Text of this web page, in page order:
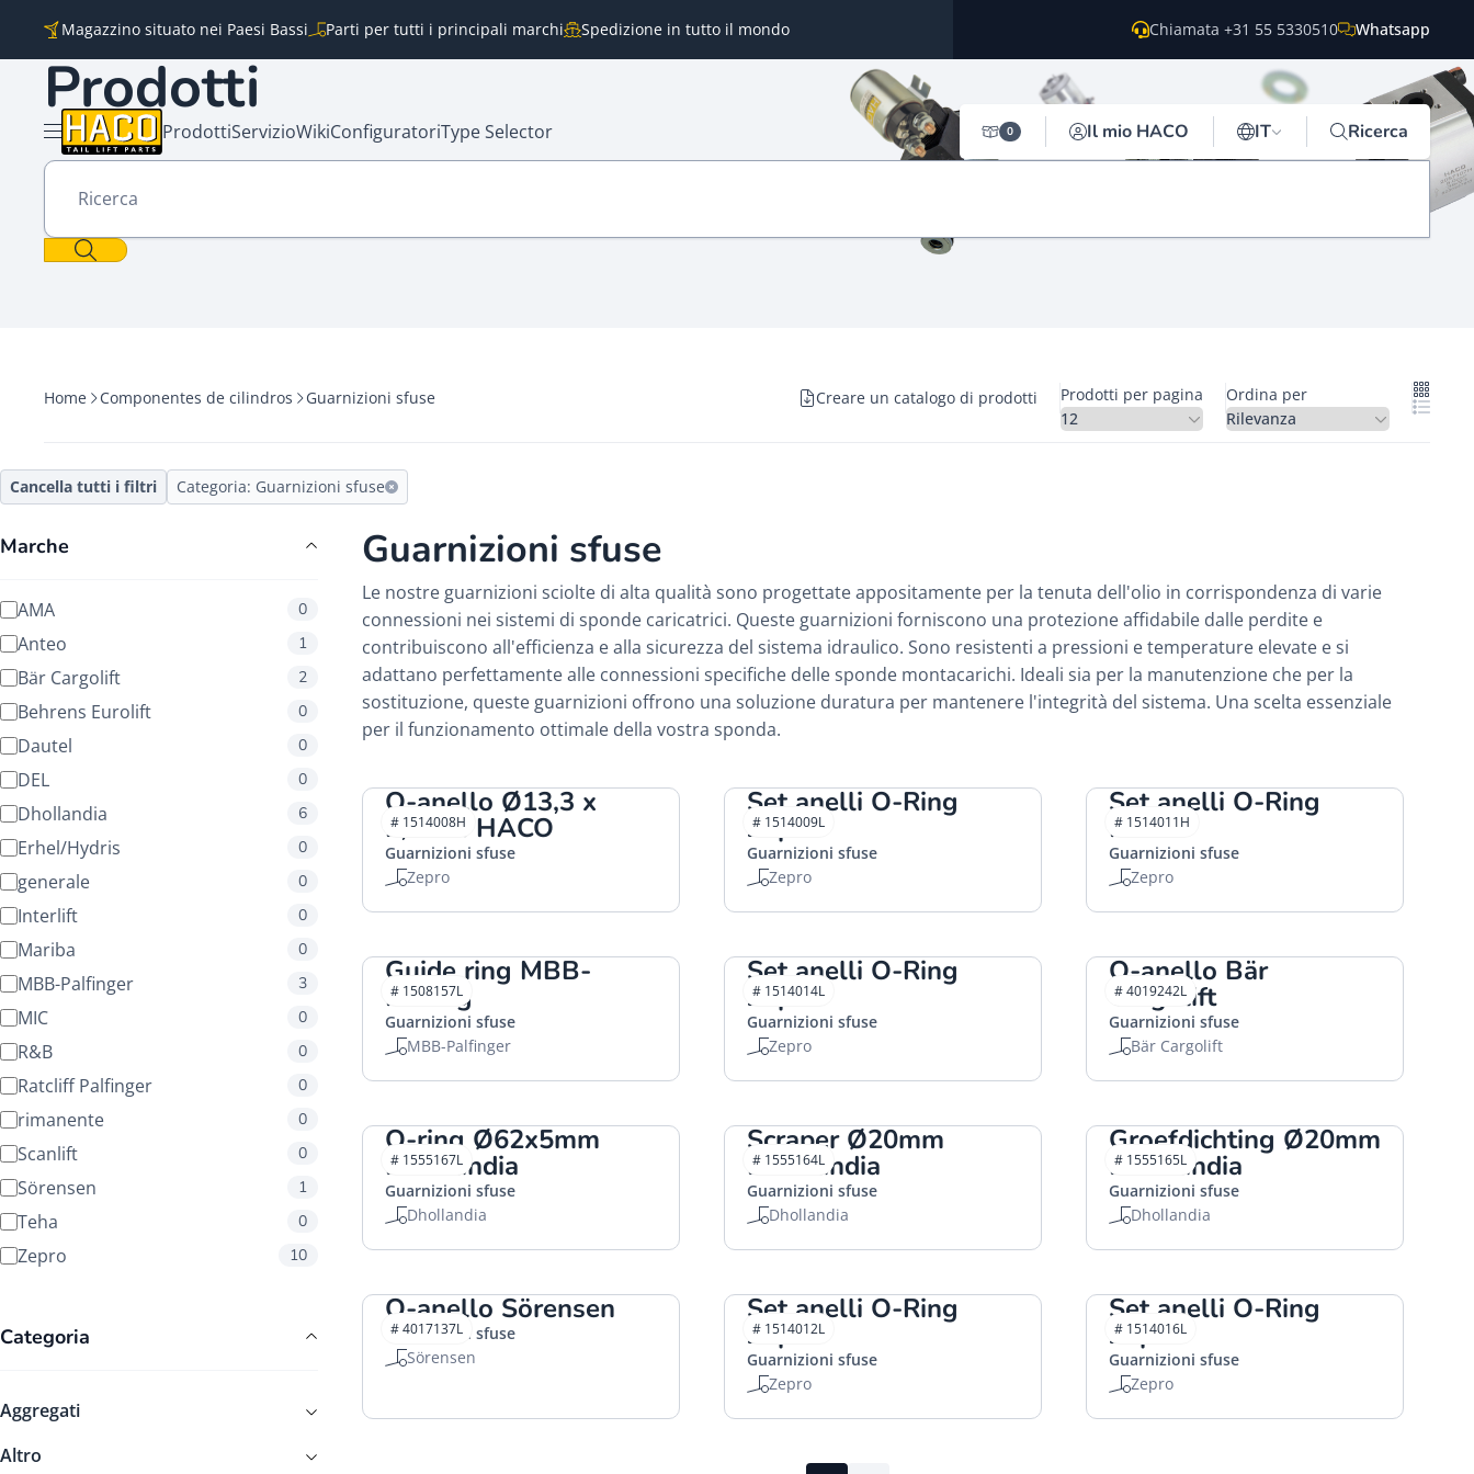
Magazzino situato nei Paesi Bassi Parti per tutti i principali marchi Spedizione in tutto il mondo Chiamata +31 55 5330510 Whatsapp
Aprire il menu
ProdottiServizioWikiConfiguratoriType Selector 0 Il mio HACO IT Ricerca
Prodotti
Ricerca
Home Componentes de cilindros Guarnizioni sfuse Creare un catalogo di prodotti Prodotti per pagina Ordina per
Cancella tutti i filtri Categoria: Guarnizioni sfuse
Marche
AMA 0
Anteo 1
Bär Cargolift 2
Behrens Eurolift 0
Dautel 0
DEL 0
Dhollandia 6
Erhel/Hydris 0
generale 0
Interlift 0
Mariba 0
MBB-Palfinger 3
MIC 0
R&B 0
Ratcliff Palfinger 0
rimanente 0
Scanlift 0
Sörensen 1
Teha 0
Zepro 10
Categoria
Aggregati
Altro
Guarnizioni sfuse
Le nostre guarnizioni sciolte di alta qualità sono progettate appositamente per la tenuta dell'olio in corrispondenza di varie
connessioni nei sistemi di sponde caricatrici. Queste guarnizioni forniscono una protezione affidabile dalle perdite e
contribuiscono all'efficienza e alla sicurezza del sistema idraulico. Sono resistenti a pressioni e temperature elevate e si
adattano perfettamente alle connessioni specifiche delle sponde montacarichi. Ideali sia per la manutenzione che per la
sostituzione, queste guarnizioni offrono una soluzione duratura per mantenere l'integrità del sistema. Una scelta essenziale
per il funzionamento ottimale della vostra sponda.
O-anello Ø13,3 x
2,4mm HACO
Guarnizioni sfuse
Zepro
# 1514008H
Set anelli O-Ring
Zepro
Guarnizioni sfuse
Zepro
# 1514009L
Set anelli O-Ring
HACO
Guarnizioni sfuse
Zepro
# 1514011H
Guide ring MBB-
Palfing
Guarnizioni sfuse
MBB-Palfinger
# 1508157L
Set anelli O-Ring
Zepro
Guarnizioni sfuse
Zepro
# 1514014L
O-anello Bär
Cargolift
Guarnizioni sfuse
Bär Cargolift
# 4019242L
O-ring Ø62x5mm
Dhollandia
Guarnizioni sfuse
Dhollandia
# 1555167L
Scraper Ø20mm
Dhollandia
Guarnizioni sfuse
Dhollandia
# 1555164L
Groefdichting Ø20mm
Dhollandia
Guarnizioni sfuse
Dhollandia
# 1555165L
O-anello Sörensen
Guarnizioni sfuse
Sörensen
# 4017137L
Set anelli O-Ring
Zepro
Guarnizioni sfuse
Zepro
# 1514012L
Set anelli O-Ring
Zepro
Guarnizioni sfuse
Zepro
# 1514016L